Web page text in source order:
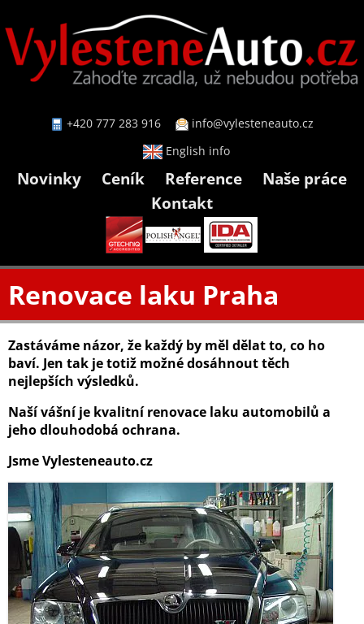
+420 777 283 916
info@vylesteneauto.cz
English info
Novinky Ceník Reference
Naše práce
Kontakt
Renovace laku Praha
Zastáváme názor, že každý by měl dělat to, co ho
baví. Jen tak je totiž možné dosáhnout těch
nejlepších výsledků.
Naší vášní je kvalitní renovace laku automobilů a
jeho dlouhodobá ochrana.
Jsme Vylesteneauto.cz